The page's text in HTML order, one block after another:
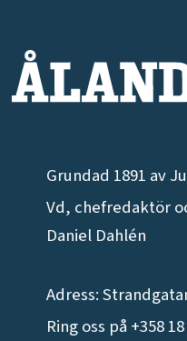
Grundad 1891 av
Vd, chefredaktör
Daniel Dahlén
Adress:
Ring oss på +358